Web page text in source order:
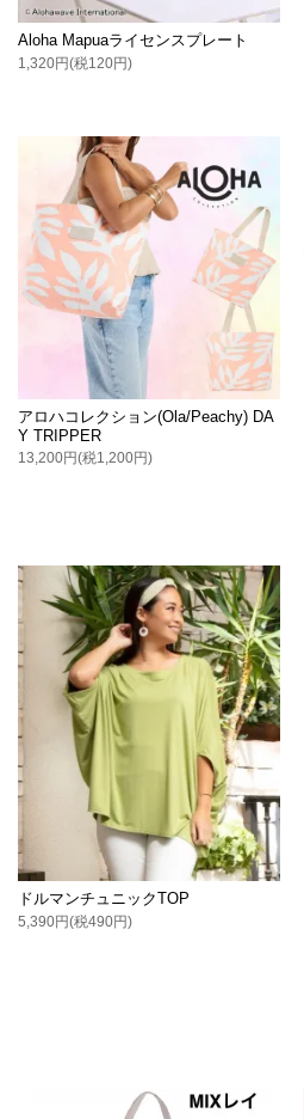
Aloha Mapuaライセンスプレート
1,320円(税120円)
アロハコレクション(Ola/Peachy) DA
Y TRIPPER
13,200円(税1,200円)
ドルマンチュニックTOP
5,390円(税490円)